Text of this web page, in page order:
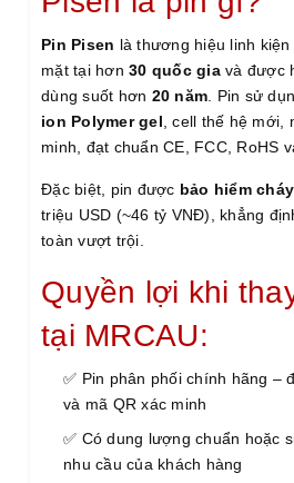
Pin Pisen là thương hiệu linh
mặt tại hơn 30 quốc giavà được
dùng suốt hơn 20 năm . Pin sử
ion Polymer gel , cell thế hệ mới,
minh, đạt chuẩn CE, FCC, RoHS
Đặc biệt, pin được bảo hiểm
triệu USD (~46 tỷ VNĐ), khẳng
toàn vượt trội.
Quyền lợi khi
tại MRCAU:
✅ Pin phân phối chính hãng –
và mã QR xác minh
✅ Có dung lượng chuẩn hoặc
nhu cầu của khách hàng